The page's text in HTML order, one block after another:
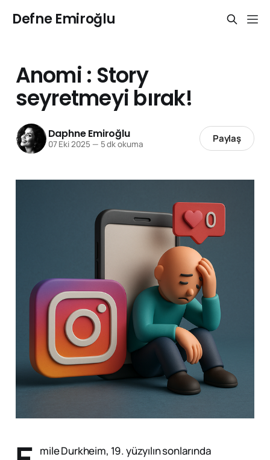
Defne Emiroğlu
Anomi : Story
seyretmeyi bırak!
Daphne Emiroğlu
07 Eki 2025 — 5 dk okuma Paylaş
mile Durkheim, 19. yüzyılın sonlarında